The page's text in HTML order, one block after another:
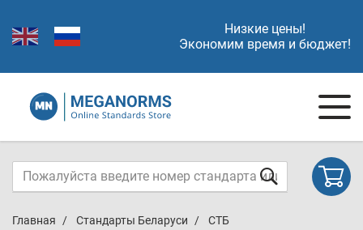
Низкие цены!
Экономим время и бюджет!
Главная Стандарты Беларуси
СТБ